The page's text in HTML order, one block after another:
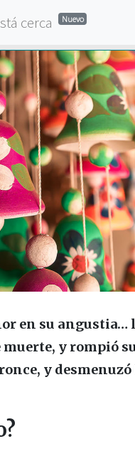
cerca Nuevo
en su angustia…
y rompió
y